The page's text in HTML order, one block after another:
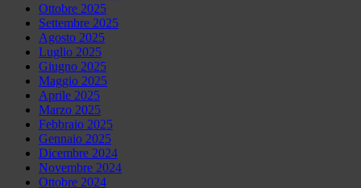
Ottobre 2025
Settembre 2025
Agosto 2025
Luglio 2025
Giugno 2025
Maggio 2025
Aprile 2025
Marzo 2025
Febbraio 2025
Gennaio 2025
Dicembre 2024
Novembre 2024
Ottobre 2024